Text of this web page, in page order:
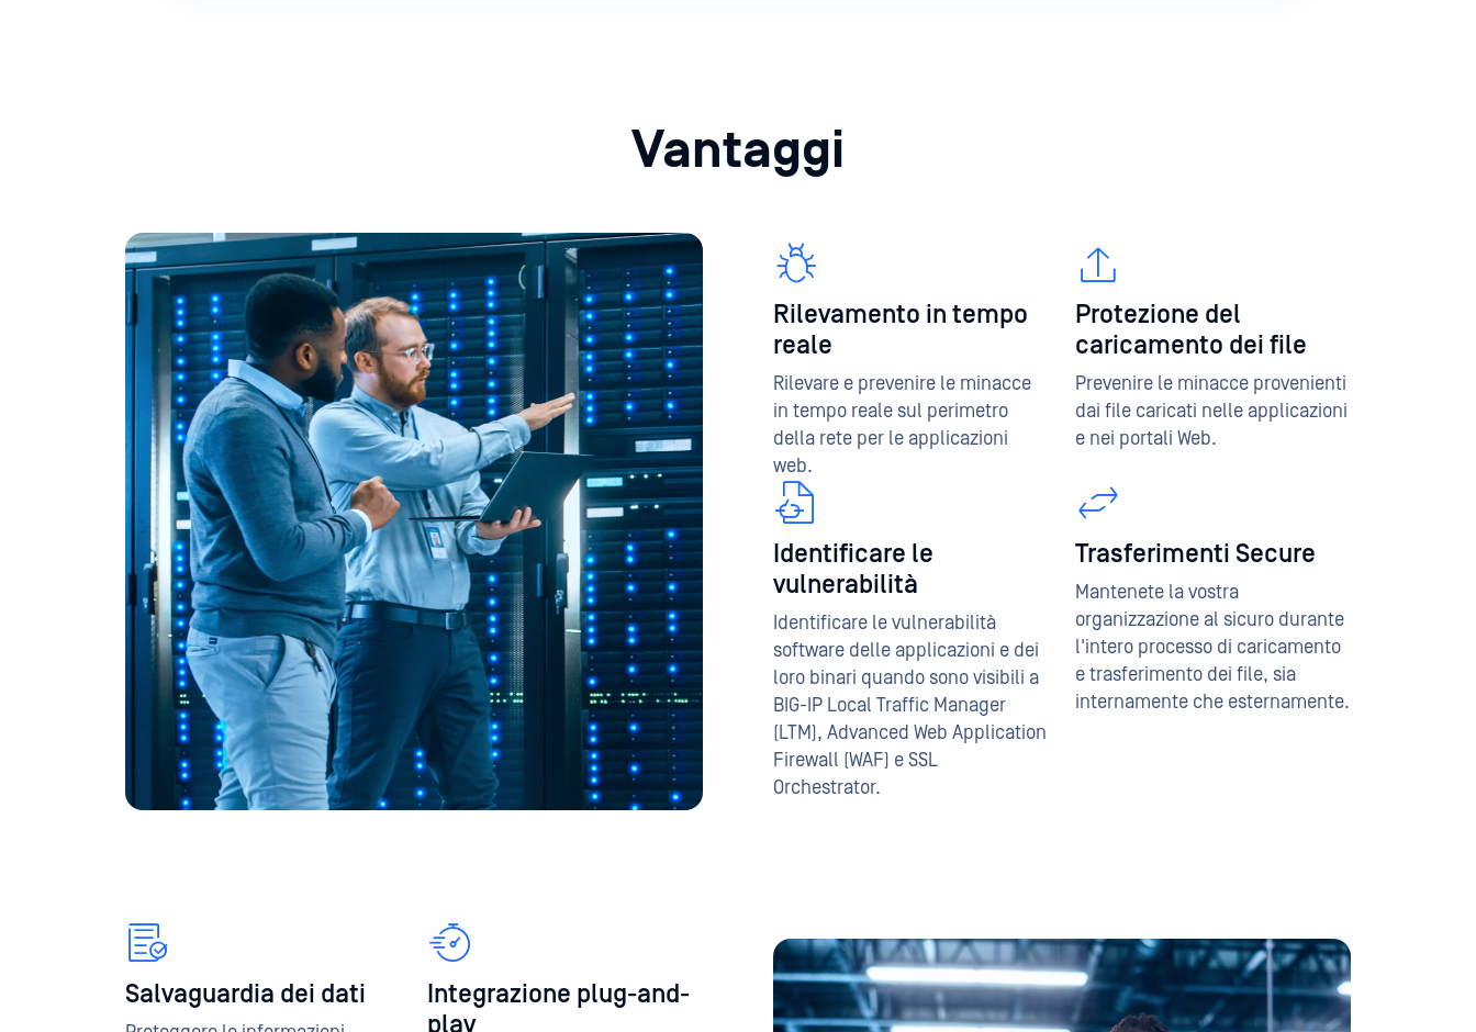
Vantaggi
Rilevamento in tempo
reale
Rilevare e prevenire le minacce
in tempo reale sul perimetro
della rete per le applicazioni
web.
Protezione del
caricamento dei file
Prevenire le minacce provenienti
dai file caricati nelle applicazioni
e nei portali Web.
Identificare le
vulnerabilità
Identificare le vulnerabilità
software delle applicazioni e dei
loro binari quando sono visibili a
BIG-IP Local Traffic Manager
(LTM), Advanced Web Application
Firewall (WAF) e SSL
Orchestrator.
Trasferimenti Secure
Mantenete la vostra
organizzazione al sicuro durante
l'intero processo di caricamento
e trasferimento dei file, sia
internamente che esternamente.
Salvaguardia dei dati
Integrazione plug-and-
play